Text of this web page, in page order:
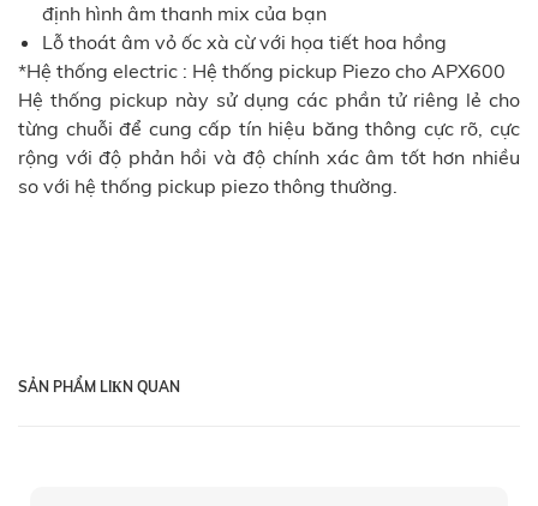
định hình âm thanh mix của bạn
Lỗ thoát âm vỏ ốc xà cừ với họa tiết hoa hồng
*Hệ thống electric : Hệ thống pickup Piezo cho APX600
Hệ thống pickup này sử dụng các phần tử riêng lẻ cho
từng chuỗi để cung cấp tín hiệu băng thông cực rõ, cực
rộng với độ phản hồi và độ chính xác âm tốt hơn nhiều
so với hệ thống pickup piezo thông thường.
SẢN PHẨM LIКN QUAN